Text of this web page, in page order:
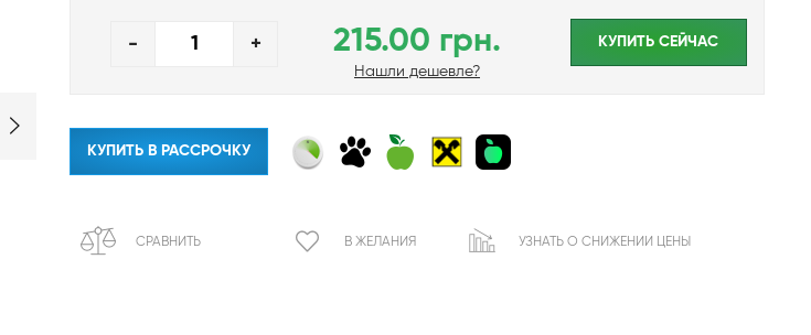
- + 215.00 грн.
Нашли дешевле?
КУПИТЬ CЕЙЧАС
КУПИТЬ В РАССРОЧКУ
СРАВНИТЬ В ЖЕЛАНИЯ УЗНАТЬ О СНИЖЕНИИ ЦЕНЫ